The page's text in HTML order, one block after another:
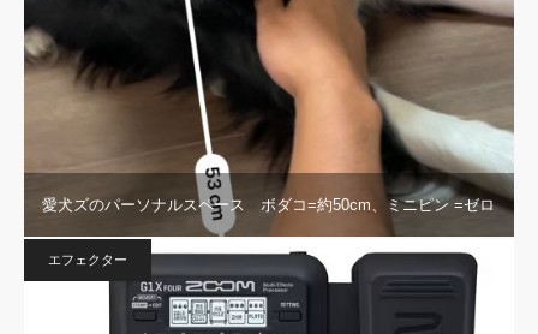
愛犬ズのパーソナルスペース ボダコ=約50cm、ミニピン =ゼロ
エフェクター